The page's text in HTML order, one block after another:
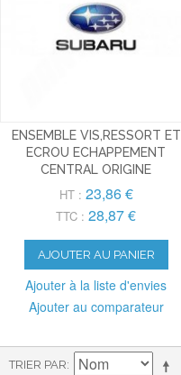
ENSEMBLE VIS,RESSORT ET
ECROU ECHAPPEMENT
CENTRAL ORIGINE
HT : 23,86 €
TTC : 28,87 €
AJOUTER AU PANIER
Ajouter à la liste d'envies
Ajouter au comparateur
TRIER PAR